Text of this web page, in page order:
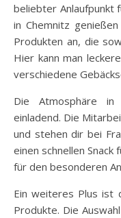
beliebter Anlaufpunkt
in Chemnitz
Produkten an, die
Hier kann man
verschiedene
Die Atmosphäre
einladend. Die
und stehen dir bei
einen schnellen
für den besonderen
Ein weiteres Plus ist
Produkte. Die